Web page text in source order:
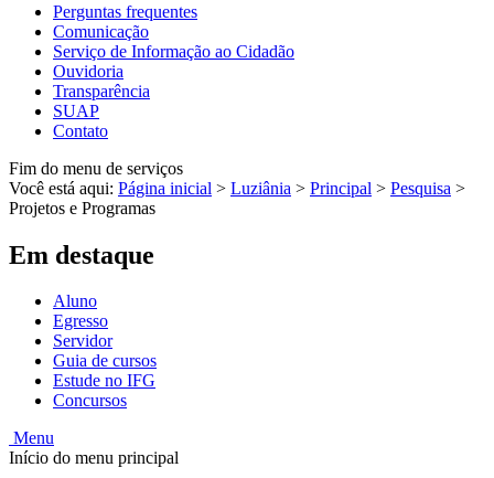
Perguntas frequentes
Comunicação
Serviço de Informação ao Cidadão
Ouvidoria
Transparência
SUAP
Contato
Fim do menu de serviços
Você está aqui: Página inicial > Luziânia > Principal > Pesquisa >
Projetos e Programas
Em destaque
Aluno
Egresso
Servidor
Guia de cursos
Estude no IFG
Concursos
Menu
Início do menu principal